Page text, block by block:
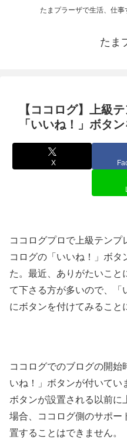
たまプラーザで生活、仕事
たま
【ココログ】上級
「いいね！」ボタ
X
ココログプロで上級テンプ
コログの「いいね！」ボタ
た。最近、ありがたいこと
て下さる方が多いので、「
にボタンを付けてみること
ココログでのブログの開始
いね！」ボタンが付いてい
ボタンが設置される以前に
場合、ココログ側のサポー
置することはできません。